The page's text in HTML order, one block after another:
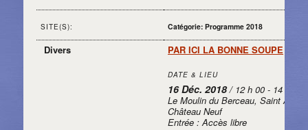
SITE(S): Catégorie: Programme 2018
Divers PAR ICI LA BONNE SOUPE
DATE & LIEU
16 Déc. 2018/ 12 h 00 - 14 h 00
Le Moulin du Berceau, Saint Aubin
Château Neuf
Entrée : Accès libre